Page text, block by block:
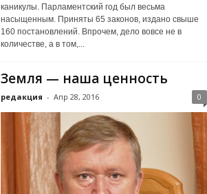
каникулы. Парламентский год был весьма
насыщенным. Приняты 65 законов, издано свыше
160 постановлений. Впрочем, дело вовсе не в
количестве, а в том,...
Земля — наша ценность
редакция - Апр 28, 2016 0